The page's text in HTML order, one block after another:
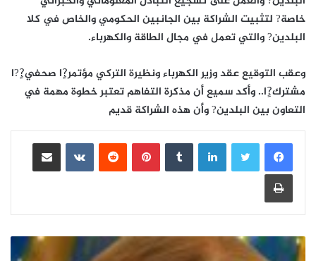
خاصة? لتثبيت الشراكة بين الجانبين الحكومي والخاص في كلا
البلدين? والتي تعمل في مجال الطاقة والكهرباء.
وعقب التوقيع عقد وزير الكهرباء ونظيرة التركي مؤتمر?ٍا صحفي?ٍ?ا
مشترك?ٍا.. وأكد سميع أن مذكرة التفاهم تعتبر خطوة مهمة في
التعاون بين البلدين? وأن هذه الشراكة قديم
لينكدإن بينتيريست
مشاركة عبر البريد
طباعة